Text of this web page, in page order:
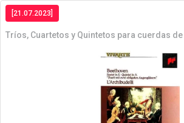
[21.07.2023]
Tríos, Cuartetos y Quintetos para cuerdas de